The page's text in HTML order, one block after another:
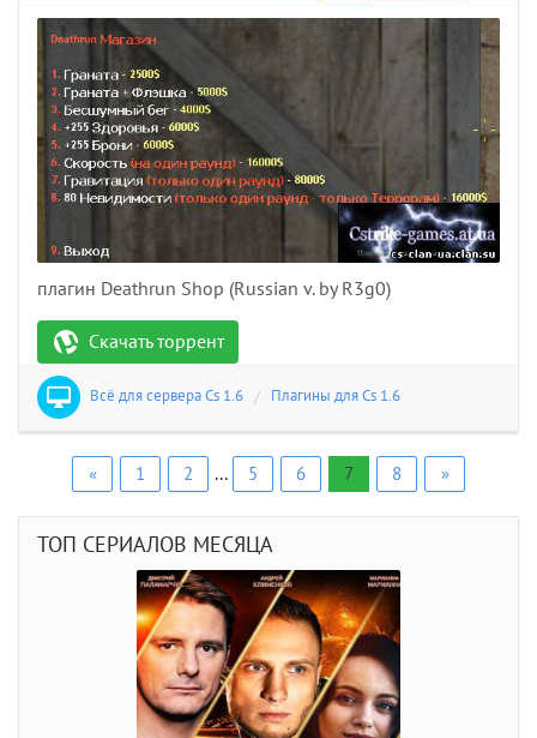
плагин Deathrun Shop (Russian v. by R3g0)
Скачать торрент
Всё для сервера Cs 1.6 / Плагины для Cs 1.6
« 1 2 ... 5 6 7 8 »
ТОП СЕРИАЛОВ МЕСЯЦА